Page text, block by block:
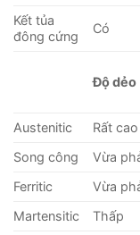
Kết tủa
đông cứng
Có
Độ dẻo
Austenitic Rất cao
Song công
Vừa
Ferritic
Vừa
Martensitic
Thấp